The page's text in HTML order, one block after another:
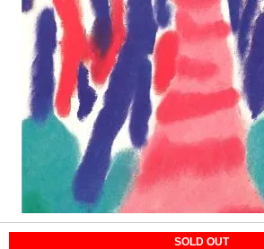
SOLD OUT